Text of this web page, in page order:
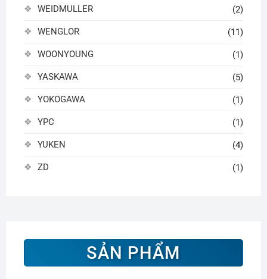
WEIDMULLER (2)
WENGLOR (11)
WOONYOUNG (1)
YASKAWA (5)
YOKOGAWA (1)
YPC (1)
YUKEN (4)
ZD (1)
SẢN PHẨM